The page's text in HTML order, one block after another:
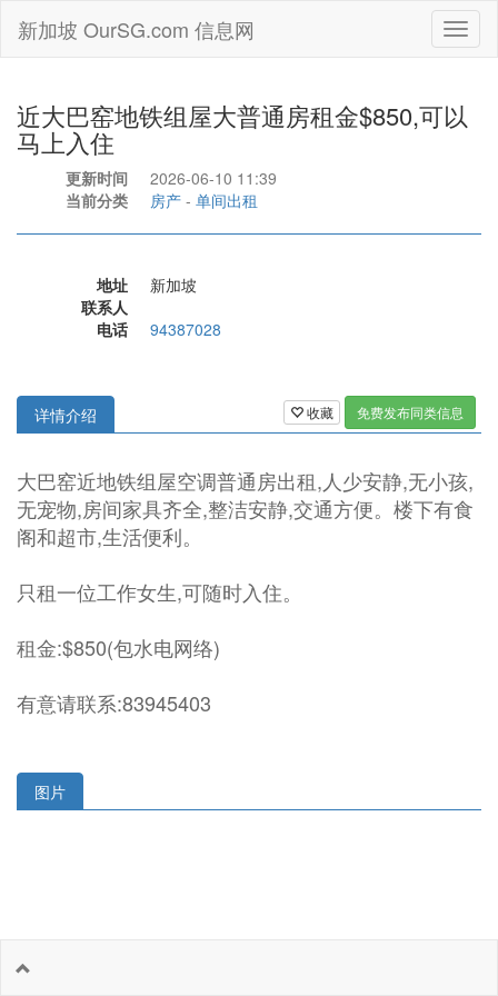
新加坡 OurSG.com 信息网
近大巴窑地铁组屋大普通房租金$850,可以
马上入住
更新时间
2026-06-10 11:39
当前分类
房产 - 单间出租
地址
新加坡
联系人
电话
94387028
收藏 免费发布同类信息
详情介绍
大巴窑近地铁组屋空调普通房出租,人少安静,无小孩,
无宠物,房间家具齐全,整洁安静,交通方便。楼下有食
阁和超市,生活便利。
只租一位工作女生,可随时入住。
租金:$850(包水电网络)
有意请联系:83945403
图片